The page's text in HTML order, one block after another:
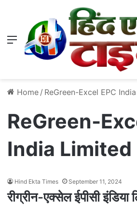
Menu
Home / ReGreen-Excel EPC
ReGreen-
India Limited
Hind Ekta Times September 11, 2024
रीग्रीन-एक्सेल ईपीसी इंडिया